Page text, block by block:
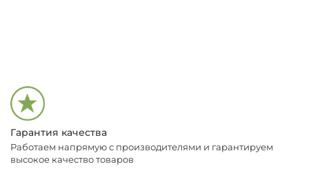
Гарантия качества
Работаем напрямую с производителями и гарантируем
высокое качество товаров